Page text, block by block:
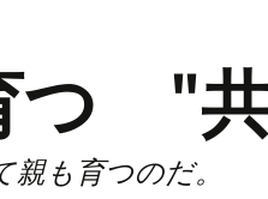
つ "
も育つのだ。